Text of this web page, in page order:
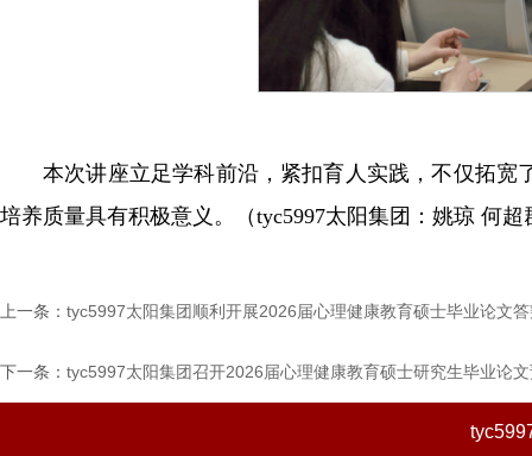
本次讲座立足学科前沿，紧扣育人实践，不仅拓
培养质量具有积极意义。（tyc5997太阳集团：姚琼 何超
上一条： tyc5997太阳集团顺利开展2026届心理健康教育硕士毕业论文
下一条： tyc5997太阳集团召开2026届心理健康教育硕士研究生毕业论